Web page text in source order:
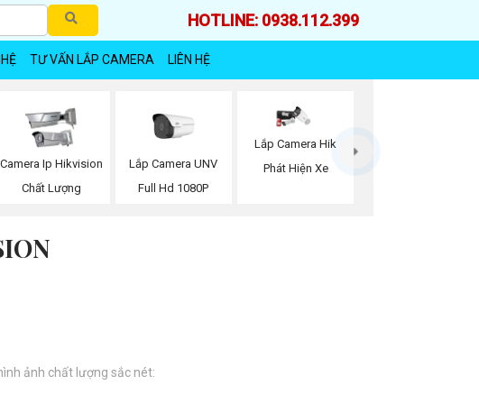
HOTLINE: 0938.112.399
TƯ VẤN LẮP CAMERA LIÊN HỆ
Camera Ip Hikvision
Chất Lượng
Lắp Camera UNV
Full Hd 1080P
Lắp Camera Hik
Phát Hiện Xe
ảnh chất lượng sắc nét: